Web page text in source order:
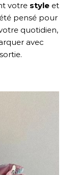
votre style et
pensé pour
quotidien,
avec